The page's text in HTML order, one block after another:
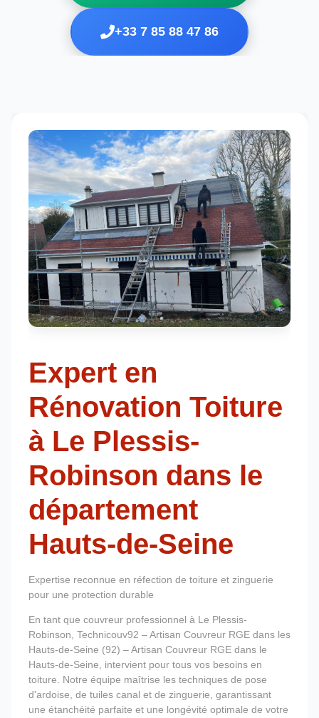
+33 7 85 88 47 86
Expert en
Rénovation Toiture
à Le Plessis-
Robinson dans le
département
Hauts-de-Seine
Expertise reconnue en réfection de toiture et zinguerie
pour une protection durable
En tant que couvreur professionnel à Le Plessis-
Robinson, Technicouv92 – Artisan Couvreur RGE dans les
Hauts-de-Seine (92) – Artisan Couvreur RGE dans le
Hauts-de-Seine, intervient pour tous vos besoins en
toiture. Notre équipe maîtrise les techniques de pose
d'ardoise, de tuiles canal et de zinguerie, garantissant
une étanchéité parfaite et une longévité optimale de votre